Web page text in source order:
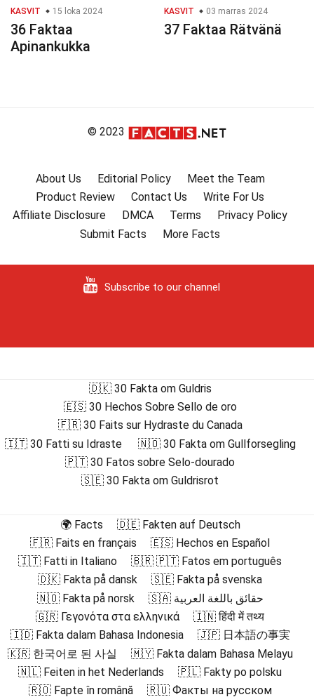
KASVIT 15 loka 2024
36 Faktaa
Apinankukka
KASVIT 03 marras 2024
37 Faktaa Rätvänä
© 2023
About Us Editorial Policy
Meet the Team
Product Review
Contact Us
Write For Us
Affiliate Disclosure
DMCA Terms
Privacy Policy
Submit Facts
More Facts
Subscribe to our channel
🇩🇰 30 Fakta om Guldris
🇪🇸 30 Hechos Sobre Sello de oro
🇫🇷 30 Faits sur Hydraste du Canada
🇮🇹 30 Fatti su Idraste
🇳🇴 30 Fakta om Gullforsegling
🇵🇹 30 Fatos sobre Selo-dourado
🇸🇪 30 Fakta om Guldrisrot
🌍 Facts
🇩🇪 Fakten auf Deutsch
🇫🇷 Faits en français
🇪🇸 Hechos en Español
🇮🇹 Fatti in Italiano
🇧🇷 🇵🇹 Fatos em português
🇩🇰 Fakta på dansk
🇸🇪 Fakta på svenska
🇳🇴 Fakta på norsk
🇸🇦 حقائق باللغة العربية
🇬🇷 Γεγονότα στα ελληνικά
🇮🇳 हिंदी में तथ्य
🇮🇩 Fakta dalam Bahasa Indonesia
🇯🇵 日本語の事実
🇰🇷 한국어로 된 사실
🇲🇾 Fakta dalam Bahasa Melayu
🇳🇱 Feiten in het Nederlands
🇵🇱 Fakty po polsku
🇷🇴 Fapte în română
🇷🇺 Факты на русском